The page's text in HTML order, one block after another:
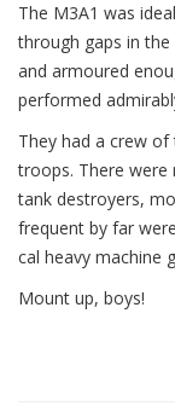
The M3A1 was
through gaps in
and armoured
performed
They had a crew
troops. There were
tank destroyers,
frequent by far
cal heavy machine
Mount up, boys!